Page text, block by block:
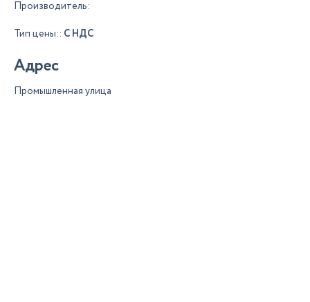
Производитель:
Тип цены:: С НДС
Адрес
Промышленная улица